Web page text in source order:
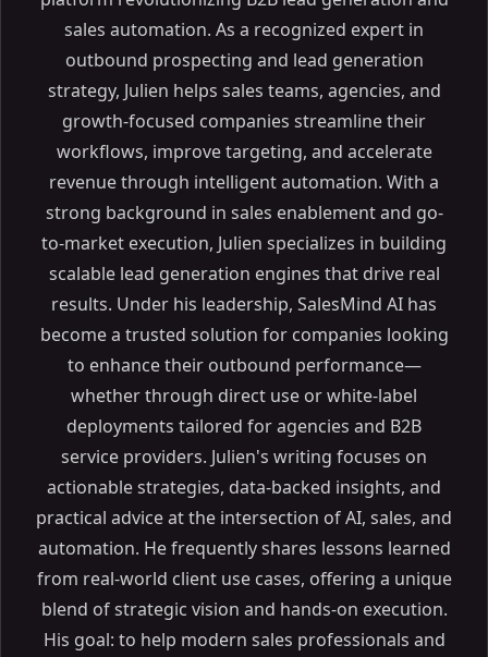
sales automation. As a recognized expert in
outbound prospecting and lead generation
strategy, Julien helps sales teams, agencies, and
growth-focused companies streamline their
workflows, improve targeting, and accelerate
revenue through intelligent automation. With a
strong background in sales enablement and go-
to-market execution, Julien specializes in building
scalable lead generation engines that drive real
results. Under his leadership, SalesMind AI has
become a trusted solution for companies looking
to enhance their outbound performance—
whether through direct use or white-label
deployments tailored for agencies and B2B
service providers. Julien's writing focuses on
actionable strategies, data-backed insights, and
practical advice at the intersection of AI, sales, and
automation. He frequently shares lessons learned
from real-world client use cases, offering a unique
blend of strategic vision and hands-on execution.
His goal: to help modern sales professionals and